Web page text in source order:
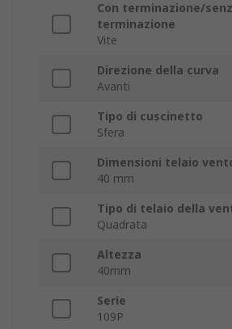
Con terminazione/
terminazione
Vite
Direzione della curva
Avanti
Tipo di cuscinetto
Sfera
Dimensioni telaio
40 mm
Tipo di telaio della
Quadrata
Altezza
40mm
Serie
109P